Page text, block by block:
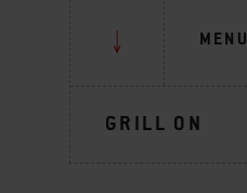
MENU
GRILL ON